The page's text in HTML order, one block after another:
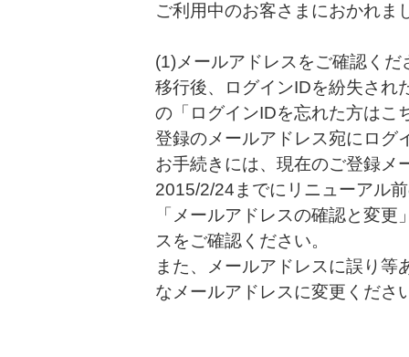
ご利用中のお客さまにおかれま
(1)メールアドレスをご確認くだ
移行後、ログインIDを紛失され
の「ログインIDを忘れた方はこ
登録のメールアドレス宛にログ
お手続きには、現在のご登録メ
2015/2/24までにリニューアル
「メールアドレスの確認と変
スをご確認ください。
また、メールアドレスに誤り
なメールアドレスに変更くださ